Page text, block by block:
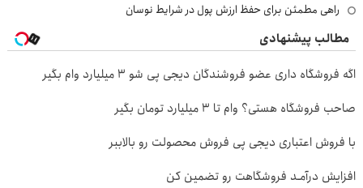
راهی مطمئن برای حفظ ارزش پول در شرایط نوسان
مطالب پیشنهادی
اگه فروشگاه داری عضو فروشندگان دیجی پی شو 3 میلیارد وام بگیر
صاحب فروشگاه هستی؟ وام تا ۳ میلیارد تومان بگیر
با فروش اعتباری دیجی پی فروش محصولت رو بالاببر
افزایش درآمـد فروشگاهت رو تضمین کن